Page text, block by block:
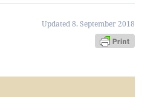
Updated 8. September 2018